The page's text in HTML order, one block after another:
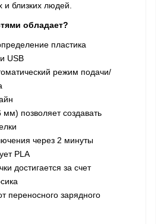
близких людей.
обладает?
пластика
USB
режим подачи/
позволяет создавать
через 2 минуты
PLA
достигается за счет
переносного зарядного